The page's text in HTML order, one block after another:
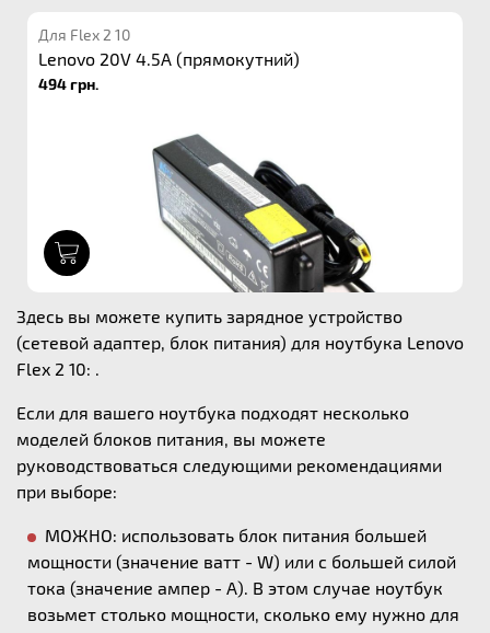
Для Flex 2 10
Lenovo 20V 4.5A (прямокутний)
494 грн.
Здесь вы можете купить зарядное устройство
(сетевой адаптер, блок питания) для ноутбука Lenovo
Flex 2 10: .
Если для вашего ноутбука подходят несколько
моделей блоков питания, вы можете
руководствоваться следующими рекомендациями
при выборе:
МОЖНО: использовать блок питания большей
мощности (значение ватт - W) или с большей силой
тока (значение ампер - А). В этом случае ноутбук
возьмет столько мощности, сколько ему нужно для